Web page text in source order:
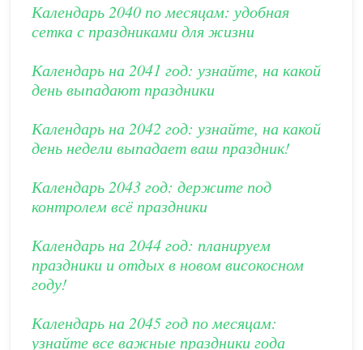
Календарь 2040 по месяцам: удобная
сетка с праздниками для жизни
Календарь на 2041 год: узнайте, на какой
день выпадают праздники
Календарь на 2042 год: узнайте, на какой
день недели выпадает ваш праздник!
Календарь 2043 год: держите под
контролем всё праздники
Календарь на 2044 год: планируем
праздники и отдых в новом високосном
году!
Календарь на 2045 год по месяцам:
узнайте все важные праздники года